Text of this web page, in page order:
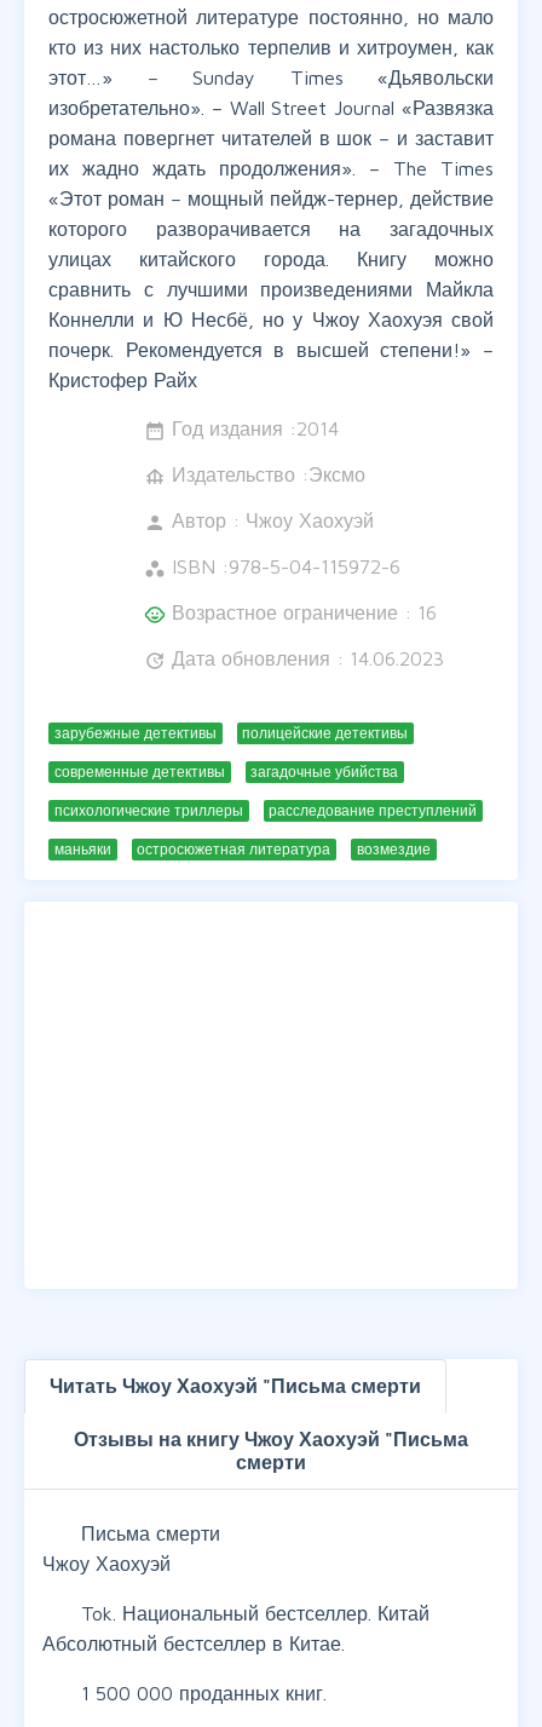
остросюжетной литературе постоянно, но мало
кто из них настолько терпелив и хитроумен, как
этот…» – Sunday Times «Дьявольски
изобретательно». – Wall Street Journal «Развязка
романа повергнет читателей в шок – и заставит
их жадно ждать продолжения». – The Times
«Этот роман – мощный пейдж-тернер, действие
которого разворачивается на загадочных
улицах китайского города. Книгу можно
сравнить с лучшими произведениями Майкла
Коннелли и Ю Несбё, но у Чжоу Хаохуэя свой
почерк. Рекомендуется в высшей степени!» –
Кристофер Райх
date_range Год издания :2014
foundation Издательство :Эксмо
person Автор : Чжоу Хаохуэй
workspaces ISBN :978-5-04-115972-6
child_care Возрастное ограничение : 16
update Дата обновления : 14.06.2023
зарубежные детективы полицейские детективы
современные детективы загадочные убийства
психологические триллеры расследование преступлений
маньяки остросюжетная литература возмездие
Читать Чжоу Хаохуэй "Письма смерти
Отзывы на книгу Чжоу Хаохуэй "Письма
смерти
Письма смерти
Чжоу Хаохуэй
Tok. Национальный бестселлер. Китай
Абсолютный бестселлер в Китае.
1 500 000 проданных книг.